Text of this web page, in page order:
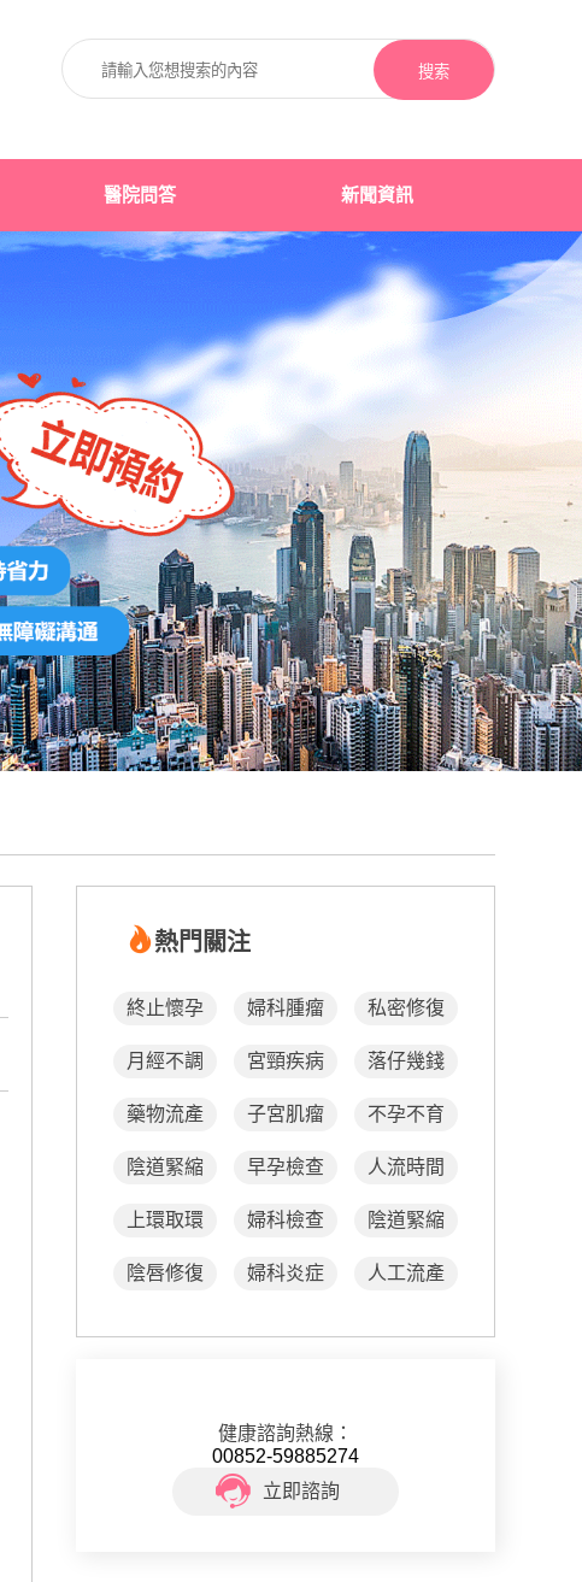
搜索
醫院問答 新聞資訊
熱門關注
終止懷孕 婦科腫瘤 私密修復
月經不調 宮頸疾病 落仔幾錢
藥物流產 子宮肌瘤 不孕不育
陰道緊縮 早孕檢查 人流時間
上環取環 婦科檢查 陰道緊縮
陰唇修復 婦科炎症 人工流產
健康諮詢熱線：
00852-59885274
立即諮詢